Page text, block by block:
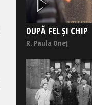
DUPĂ FEL ȘI CHIP
R. Paula Oneț